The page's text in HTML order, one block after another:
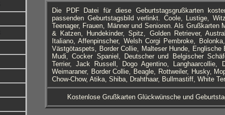
Die PDF Datei für diese Geburtstagsgrußkarten
passenden Geburtstagsbild verlinkt. Coole, Lustige,
Teenager, Frauen, Männer und Senioren. Als Grußkarten
& Katzen, Hundekinder, Spitz, Golden Retriever,
Italiano, Affenpinscher, Welsh Corgi Pembroke,
Västgötaspets, Border Collie, Malteser Hunde, Englische
Mudi, Cocker Spaniel, Deutscher und Belgischer
Terrier, Jack Russell, Dogo Agentino, Langhaarcollie,
Weimaraner, Border Collie, Beagle, Rottweiler, Husky,
Chow-Chow, Atika, Shiba, Drahthaar, Bullmastiff, White
Kostenlose Grußkarten Glückwünsche und